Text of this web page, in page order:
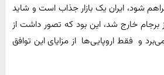
شود، ایران یک بازار جذاب است و شاید
برجام خارج شد، این بود که تصور داشت از
و فقط اروپایی‌ها از مزایای این توافق